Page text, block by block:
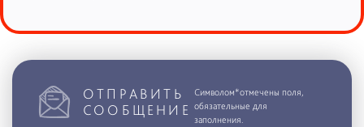
ОТПРАВИТЬ
СООБЩЕНИЕ
Символом*отмечены поля,
обязательные для
заполнения.